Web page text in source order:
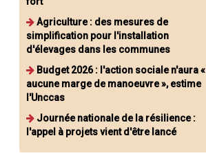
Agriculture : des mesures de
simplification pour l'installation
d'élevages dans les communes
Budget 2026 : l'action sociale n'aura «
aucune marge de manoeuvre », estime
l'Unccas
Journée nationale de la résilience :
l'appel à projets vient d'être lancé